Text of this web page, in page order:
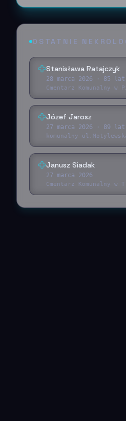
OSTATNIE
Stanisława Ratajczyk
28 marca 2026 · 85 lat
Cmentarz Komunalny
Józef Jarosz
27 marca 2026 · 89 lat
komunalny
Janusz Siadak
27 marca 2026
Cmentarz Komunalny